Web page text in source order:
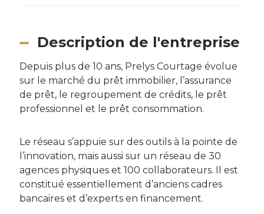
Description de l'entreprise
Depuis plus de 10 ans, Prelys Courtage évolue
sur le marché du prêt immobilier, l’assurance
de prêt, le regroupement de crédits, le prêt
professionnel et le prêt consommation.
Le réseau s’appuie sur des outils à la pointe de
l’innovation, mais aussi sur un réseau de 30
agences physiques et 100 collaborateurs. Il est
constitué essentiellement d’anciens cadres
bancaires et d’experts en financement.